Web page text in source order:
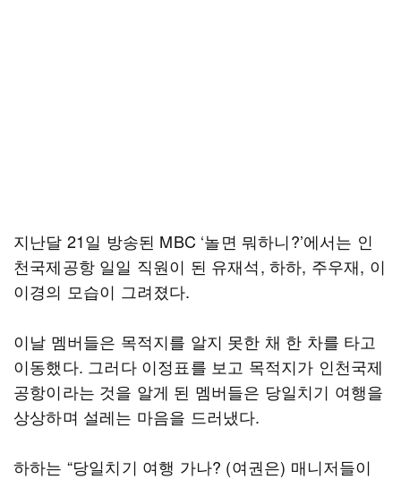
지난달 21일 방송된 MBC ‘놀면 뭐하니?’에서는 인
천국제공항 일일 직원이 된 유재석, 하하, 주우재, 이
이경의 모습이 그려졌다.
이날 멤버들은 목적지를 알지 못한 채 한 차를 타고
이동했다. 그러다 이정표를 보고 목적지가 인천국제
공항이라는 것을 알게 된 멤버들은 당일치기 여행을
상상하며 설레는 마음을 드러냈다.
하하는 “당일치기 여행 가나? (여권은) 매니저들이